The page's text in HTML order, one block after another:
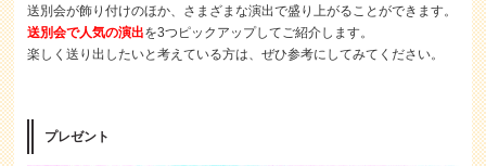
送別会が飾り付けのほか、さまざまな演出で盛り上がることができます。
送別会で人気の演出を3つピックアップしてご紹介します。
楽しく送り出したいと考えている方は、ぜひ参考にしてみてください。
プレゼント